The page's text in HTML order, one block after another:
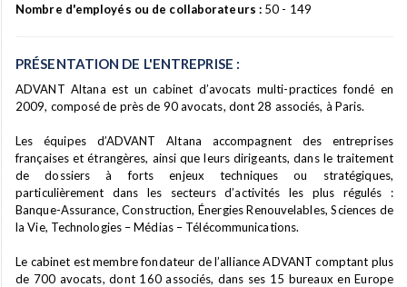
Nombre d'employés ou de collaborateurs : 50 - 149
PRÉSENTATION DE L'ENTREPRISE :
ADVANT Altana est un cabinet d’avocats multi-practices fondé en
2009, composé de près de 90 avocats, dont 28 associés, à Paris.
Les équipes d’ADVANT Altana accompagnent des entreprises
françaises et étrangères, ainsi que leurs dirigeants, dans le traitement
de dossiers à forts enjeux techniques ou stratégiques,
particulièrement dans les secteurs d’activités les plus régulés :
Banque-Assurance, Construction, Énergies Renouvelables, Sciences de
la Vie, Technologies – Médias – Télécommunications.
Le cabinet est membre fondateur de l’alliance ADVANT comptant plus
de 700 avocats, dont 160 associés, dans ses 15 bureaux en Europe